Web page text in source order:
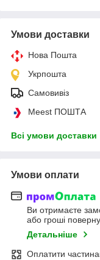
Умови доставки
Нова Пошта
Укрпошта
Самовивіз
Meest ПОШТА
Всі умови доставки
Умови оплати
Ви отримаєте
або гроші
Детальніше
Оплатити